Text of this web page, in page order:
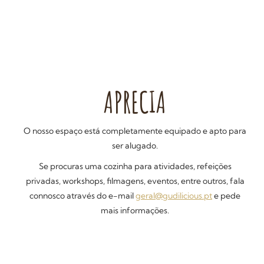
APRECIA
O nosso espaço está completamente equipado e apto para
ser alugado.
Se procuras uma cozinha para atividades, refeições
privadas, workshops, filmagens, eventos, entre outros, fala
connosco através do e-mailgeral@gudilicious.pte pede
mais informações.